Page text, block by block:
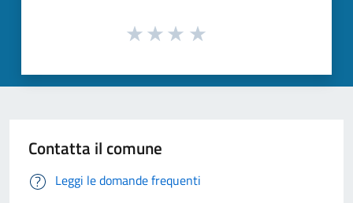
Contatta il comune
Leggi le domande frequenti